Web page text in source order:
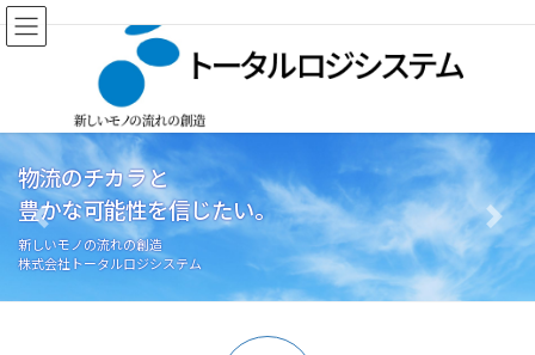
コ
ン
へ
ス
ナ
ビ
ョ
ン物流のチカラと
豊かな可能性を信じたい。
新しいモノの流れの創造
株式会社トータルロジシステム
Previous Next